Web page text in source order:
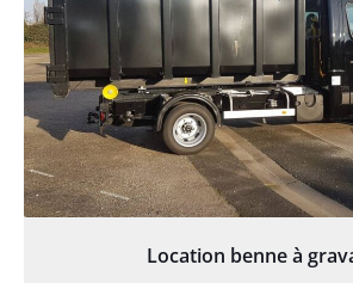
Location benne à